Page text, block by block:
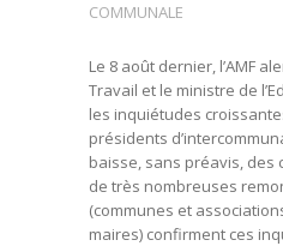
COMMUNALE
Le 8 août dernier, l’AMF
Travail et le ministre de
les inquiétudes
présidents
baisse, sans préavis, des
de très nombreuses
(communes et
maires) confirment ces